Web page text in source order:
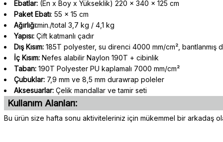
Ebatlar: (En x Boy x Yükseklik) 220 x 340 x 125 cm
Paket Ebatı: 55 x 15 cm
Ağırlığı:min./total 3,7 kg / 4,1 kg
Yapısı: Çift katmanlı çadır
Dış Kısım: 185T polyester, su direnci 4000 mm/cm², bantlanmış
İç Kısım: Nefes alabilir Naylon 190T + cibinlik
Taban: 190T Polyester PU kaplamalı 7000 mm/cm²
Çubuklar: 7,9 mm ve 8,5 mm durawrap poleler
Aksesuarlar: Çelik mandallar ve tamir seti
Kullanım Alanları:
Bu ürün size hafta sonu aktiviteleriniz için mükemmel bir arkadaş